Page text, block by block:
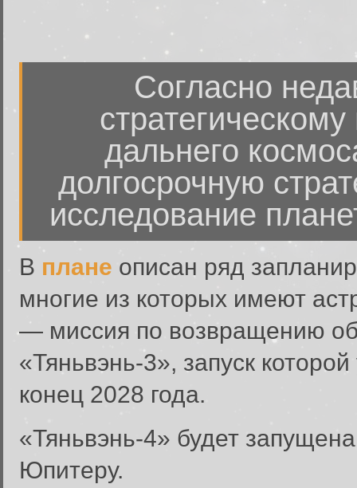
Согласно
дальнего
долгосрочную
исследование
В плане описан ряд
многие из которых имеют
— миссия по возвращению
«Тяньвэнь-3», запуск
конец 2028 года.
«Тяньвэнь-4» будет
Юпитеру.